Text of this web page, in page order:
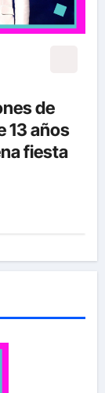
de
13 años
fiesta